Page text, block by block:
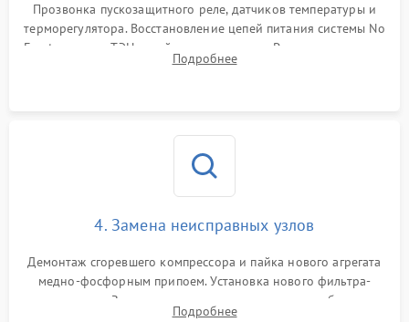
Прозвонка пускозащитного реле, датчиков температуры и
терморегулятора. Восстановление цепей питания системы No
Frost, включая ТЭН оттайки и вентилятор. Ремонт или замена
платы управления при сбоях алгоритмов.
Подробнее
4. Замена неисправных узлов
Демонтаж сгоревшего компрессора и пайка нового агрегата
медно-фосфорным припоем. Установка нового фильтра-
осушителя. Замена изношенных вентиляторов обдува,
Подробнее